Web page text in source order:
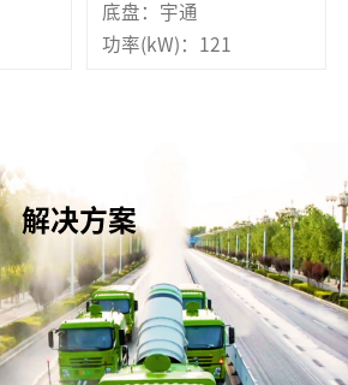
底盘：宇通
功率(kW)：121
解决方案